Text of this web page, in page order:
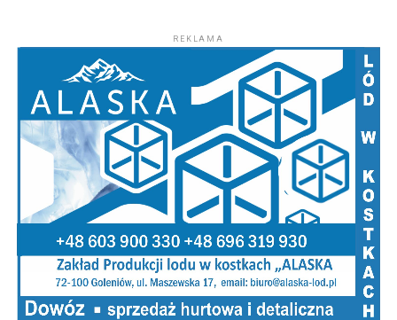
REKLAMA